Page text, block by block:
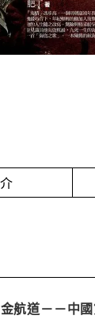
航道－－中